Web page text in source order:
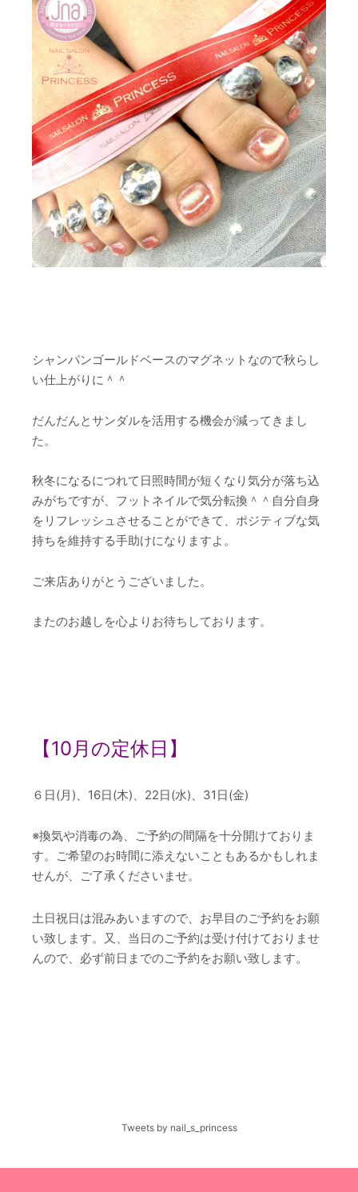
シャンパンゴールドベースのマグネットなので秋らし
い仕上がりに＾＾
だんだんとサンダルを活用する機会が減ってきまし
た。
秋冬になるにつれて日照時間が短くなり気分が落ち込
みがちですが、フットネイルで気分転換＾＾自分自身
をリフレッシュさせることができて、ポジティブな気
持ちを維持する手助けになりますよ。
ご来店ありがとうございました。
またのお越しを心よりお待ちしております。
【10 月の定休日】
６日(月)、16日(木)、22日(水)、31日(金)
※換気や消毒の為、ご予約の間隔を十分開けておりま
す。ご希望のお時間に添えないこともあるかもしれま
せんが、ご了承くださいませ。
土日祝日は混みあいますので、お早目のご予約をお願
い致します。又、当日のご予約は受け付けておりませ
んので、必ず前日までのご予約をお願い致します。
Tweets by nail_s_princess